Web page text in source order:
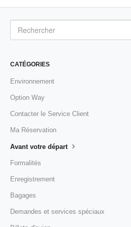
CATÉGORIES
Environnement
Option Way
Contacter le Service Client
Ma Réservation
Avant votre départ
Formalités
Enregistrement
Bagages
Demandes et services spéciaux